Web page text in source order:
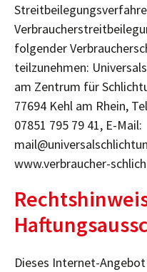
folgender
teilzunehmen:
am Zentrum für
77694 Kehl am Rhein,
07851 795 79 41, E-Mail:
www.verbraucher-
Dieses Internet-